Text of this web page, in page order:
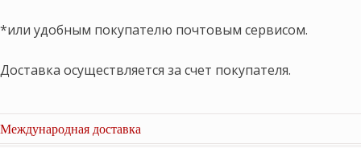
*или удобным покупателю почтовым сервисом.
Доставка осуществляется за счет покупателя.
Международная доставка